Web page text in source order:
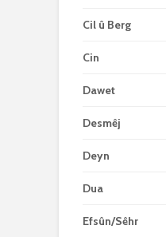
Cil û Berg
Cin
Dawet
Desmêj
Deyn
Dua
Efsûn/Sêhr